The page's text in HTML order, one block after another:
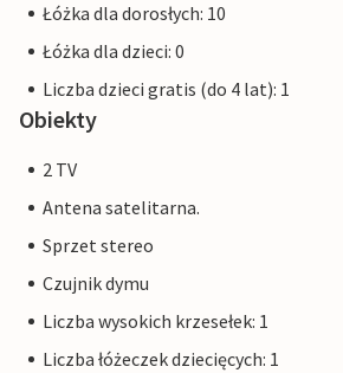
Łóżka dla dorosłych: 10
Łóżka dla dzieci: 0
Liczba dzieci gratis (do 4 lat): 1
Obiekty
2 TV
Antena satelitarna.
Sprzet stereo
Czujnik dymu
Liczba wysokich krzesełek: 1
Liczba łóżeczek dziecięcych: 1